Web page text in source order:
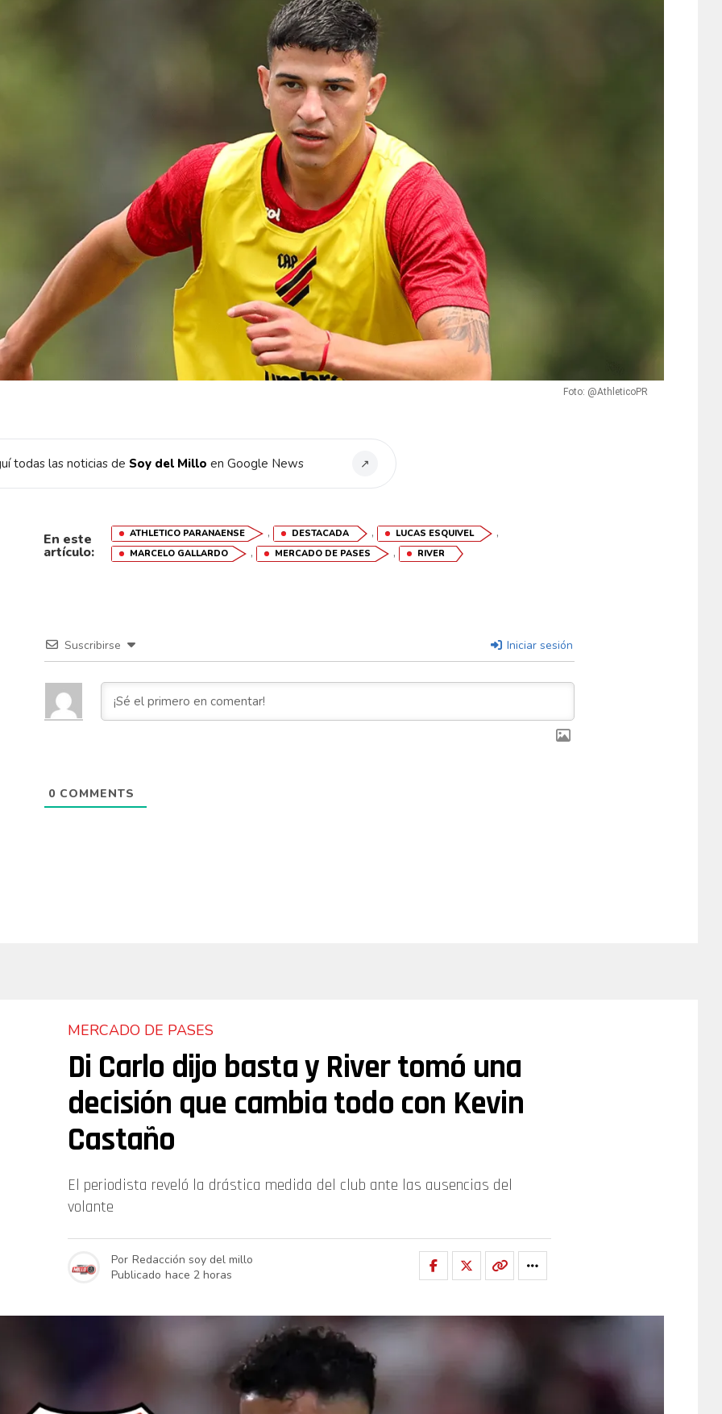
Foto: @AthleticoPR
todas las noticias de Soy del Millo en Google News ↗
En este
artículo:
ATHLETICO PARANAENSE , DESTACADA , LUCAS ESQUIVEL ,
MARCELO GALLARDO , MERCADO DE PASES , RIVER
Suscribirse Iniciar sesión
0 COMMENTS
MERCADO DE PASES
Di Carlo dijo basta y River tomó una
decisión que cambia todo con Kevin
Castaño
El periodista reveló la drástica medida del club ante las ausencias del
volante
Por Redacción soy del millo
Publicado hace 2 horas